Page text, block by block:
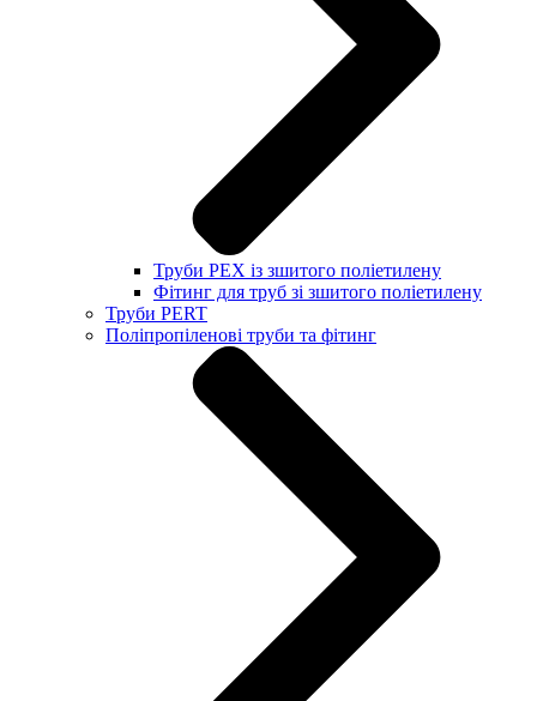
Труби PEX із зшитого поліетилену
Фітинг для труб зі зшитого поліетилену
Труби PERT
Поліпропіленові труби та фітинг